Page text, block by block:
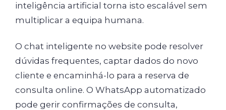
inteligência artificial torna isto escalável sem
multiplicar a equipa humana.
O chat inteligente no website pode resolver
dúvidas frequentes, captar dados do novo
cliente e encaminhá-lo para a reserva de
consulta online. O WhatsApp automatizado
pode gerir confirmações de consulta,